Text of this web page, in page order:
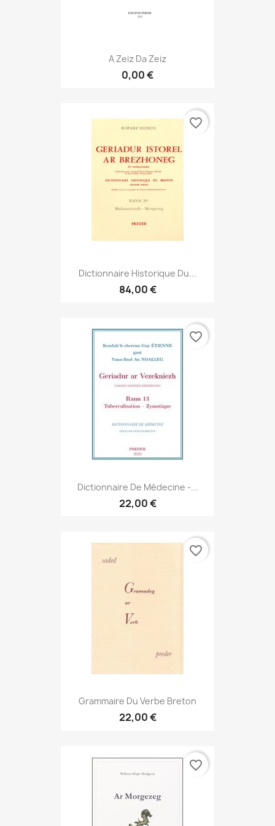
A Zeiz Da Zeiz
0,00 €
Dictionnaire Historique Du...
84,00 €
favorite_border
Dictionnaire De Médecine -...
22,00 €
favorite_border
Grammaire Du Verbe Breton
22,00 €
favorite_border
favorite_border